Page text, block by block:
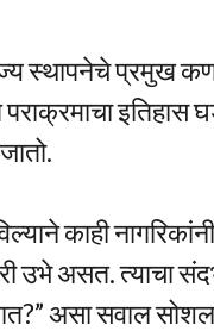
स्थापनेचे प्रमुख
इतिहास
काही
उभे असत. त्याचा
असा सवाल सोशल